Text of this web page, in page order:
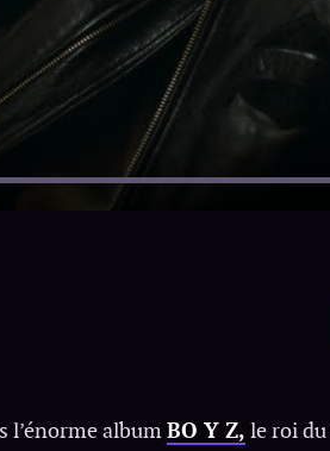
l’énorme albumBO Y Z, le roi